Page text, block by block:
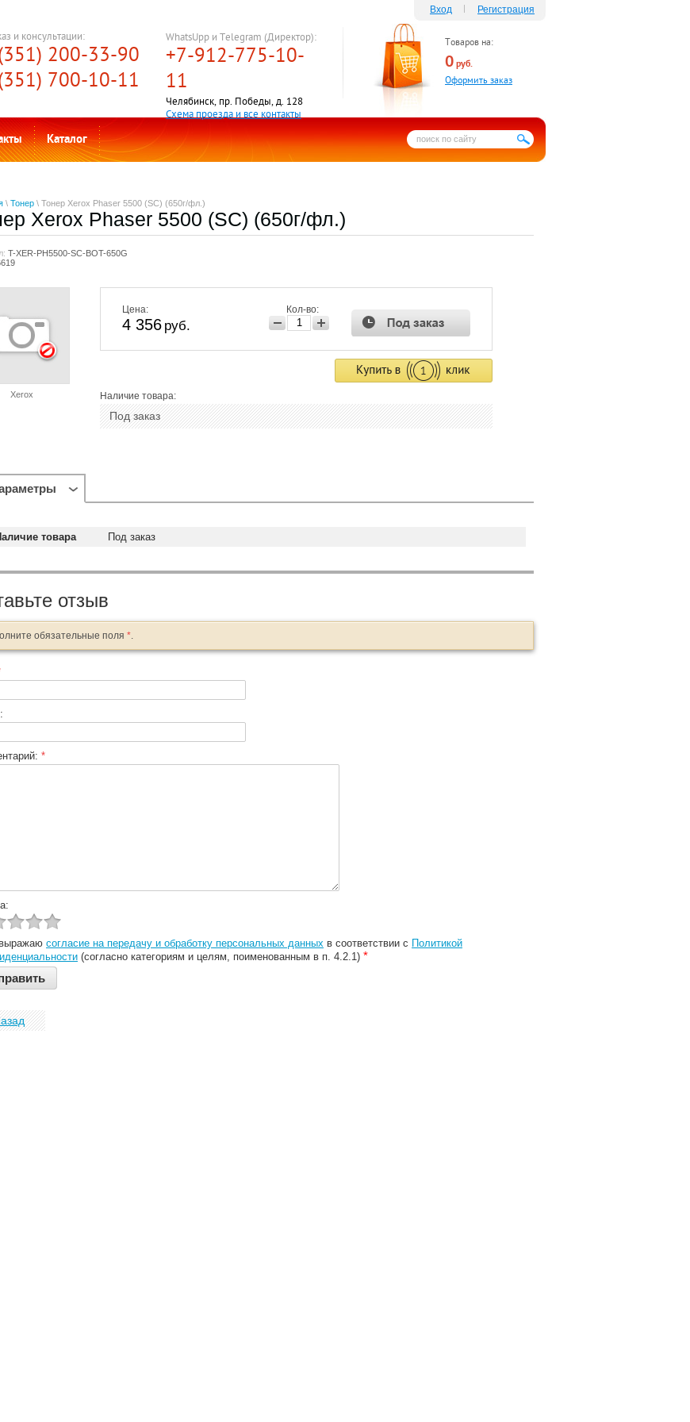
и консультации:
200-33-90
700-10-11
WhatsUpp и Telegram (Директор):
+7-912-775-10-
11
Челябинск, пр. Победы, д. 128
Схема проезда и все контакты
Товаров на:
0 руб.
Оформить заказ
Вход Регистрация
Каталог
\ Тонер \ Тонер Xerox Phaser 5500 (SC) (650г/фл.)
Xerox Phaser 5500 (SC) (650г/фл.)
T-XER-PH5500-SC-BOT-650G
Xerox
Цена:
4 356 руб.
Кол-во:
Наличие товара:
Под заказ
товара Под заказ
отзыв
обязательные поля *.
*
согласие на передачу и обработку персональных данных в соответствии с Политикой
(согласно категориям и целям, поименованным в п. 4.2.1) *